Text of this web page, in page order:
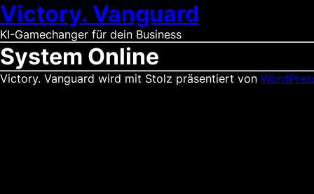
Victory. Vanguard
KI-Gamechanger für dein Business
System Online
Victory. Vanguard wird mit Stolz präsentiert von